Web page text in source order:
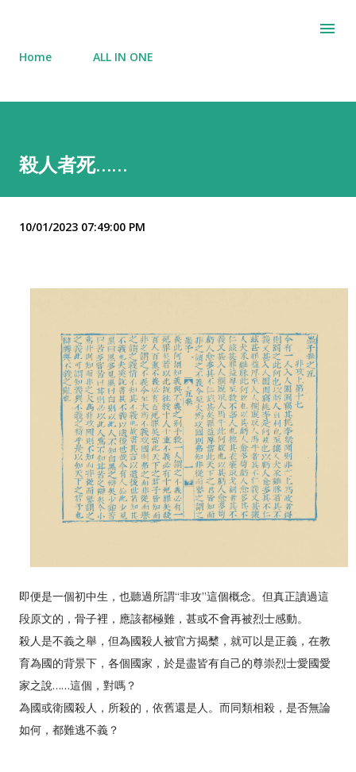
Home ALL IN ONE
殺人者死……
10/01/2023 07:49:00 PM
即便是一個初中生，也聽過所謂“非攻”這個概念。但真正讀過這
段原文的，骨子裡，應該都極難，甚或不會再被烈士感動。
殺人是不義之舉，但為國殺人被官方揭櫫，就可以是正義，在教
育為國的背景下，各個國家，於是盡皆有自己的尊崇烈士愛國愛
家之說……這個，對嗎？
為國或衛國殺人，所殺的，依舊還是人。而同類相殺，是否無論
如何，都難逃不義？